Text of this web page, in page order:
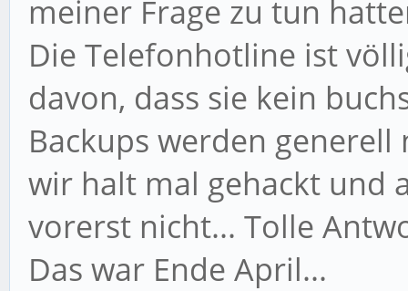
meiner Frage zu tun
Die Telefonhotline ist
davon, dass sie kein
Backups werden
wir halt mal gehackt und
vorerst nicht... Tolle
Das war Ende April...